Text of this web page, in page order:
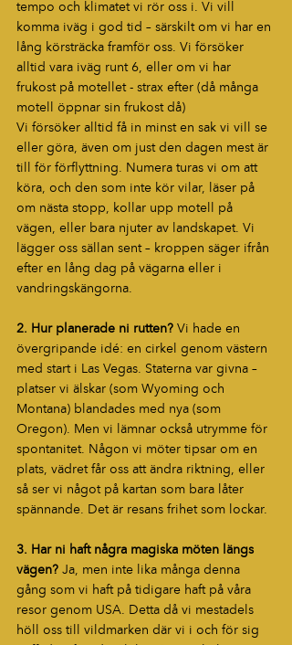
tempo och klimatet vi rör oss i. Vi vill
komma iväg i god tid – särskilt om vi har en
lång körsträcka framför oss. Vi försöker
alltid vara iväg runt 6, eller om vi har
frukost på motellet - strax efter (då många
motell öppnar sin frukost då)
Vi försöker alltid få in minst en sak vi vill se
eller göra, även om just den dagen mest är
till för förflyttning. Numera turas vi om att
köra, och den som inte kör vilar, läser på
om nästa stopp, kollar upp motell på
vägen, eller bara njuter av landskapet. Vi
lägger oss sällan sent – kroppen säger ifrån
efter en lång dag på vägarna eller i
vandringskängorna.
2. Hur planerade ni rutten? Vi hade en
övergripande idé: en cirkel genom västern
med start i Las Vegas. Staterna var givna –
platser vi älskar (som Wyoming och
Montana) blandades med nya (som
Oregon). Men vi lämnar också utrymme för
spontanitet. Någon vi möter tipsar om en
plats, vädret får oss att ändra riktning, eller
så ser vi något på kartan som bara låter
spännande. Det är resans frihet som lockar.
3. Har ni haft några magiska möten längs
vägen? Ja, men inte lika många denna
gång som vi haft på tidigare haft på våra
resor genom USA. Detta då vi mestadels
höll oss till vildmarken där vi i och för sig